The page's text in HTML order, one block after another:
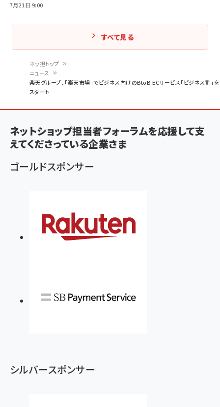
く
ず
ネッ担トップ
ニュース
楽天グループ、「楽天市場」でビジネス向けのBtoB-ECサービス「ビジネス割」を
スタート
7月21日 9:00
すべて見る
ネットショップ担当者フォーラムを応援して支
えてくださっている企業さま
ゴールドスポンサー
シルバースポンサー